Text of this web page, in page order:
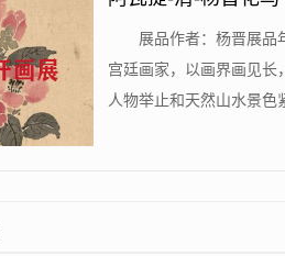
展品作者：杨晋展品
宫廷画家，以画界画见长
人物举止和天然山水景